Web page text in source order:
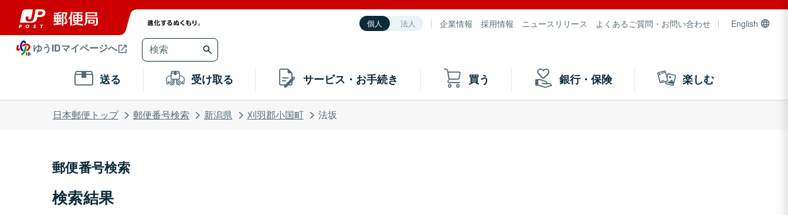
個人 法人 企業情報 採用情報 ニュースリリース よくあるご質問・お問い合わせ English
ゆうIDマイページへ
送る 受け取る サービス・お手続き 買う 銀行・保険 楽しむ
日本郵便トップ 郵便番号検索 新潟県 刈羽郡小国町 法坂
郵便番号検索
検索結果